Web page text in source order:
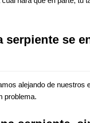
serpiente se
alejando de nuestros
problema.